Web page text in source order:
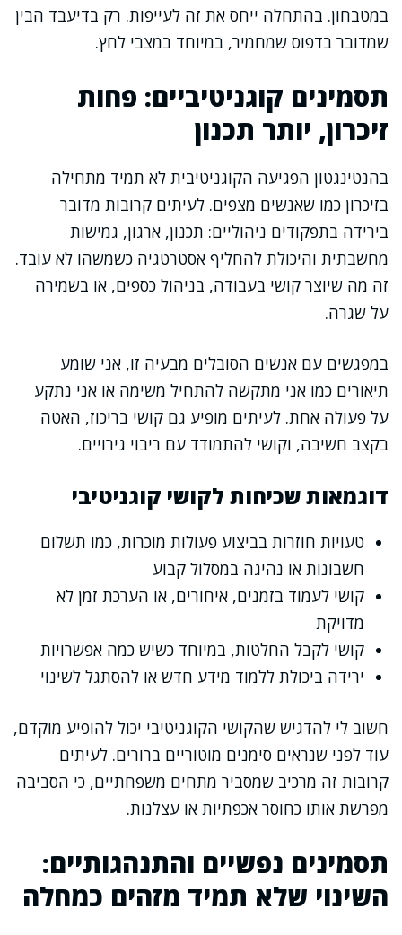
במטבחון. בהתחלה ייחס את זה לעייפות. רק בדיעבד הבין
שמדובר בדפוס שמחמיר, במיוחד במצבי לחץ.
תסמינים קוגניטיביים: פחות
זיכרון, יותר תכנון
בהנטינגטון הפגיעה הקוגניטיבית לא תמיד מתחילה
בזיכרון כמו שאנשים מצפים. לעיתים קרובות מדובר
בירידה בתפקודים ניהוליים: תכנון, ארגון, גמישות
מחשבתית והיכולת להחליף אסטרטגיה כשמשהו לא עובד.
זה מה שיוצר קושי בעבודה, בניהול כספים, או בשמירה
על שגרה.
במפגשים עם אנשים הסובלים מבעיה זו, אני שומע
תיאורים כמו אני מתקשה להתחיל משימה או אני נתקע
על פעולה אחת. לעיתים מופיע גם קושי בריכוז, האטה
בקצב חשיבה, וקושי להתמודד עם ריבוי גירויים.
דוגמאות שכיחות לקושי קוגניטיבי
טעויות חוזרות בביצוע פעולות מוכרות, כמו תשלום
חשבונות או נהיגה במסלול קבוע
קושי לעמוד בזמנים, איחורים, או הערכת זמן לא
מדויקת
קושי לקבל החלטות, במיוחד כשיש כמה אפשרויות
ירידה ביכולת ללמוד מידע חדש או להסתגל לשינוי
חשוב לי להדגיש שהקושי הקוגניטיבי יכול להופיע מוקדם,
עוד לפני שנראים סימנים מוטוריים ברורים. לעיתים
קרובות זה מרכיב שמסביר מתחים משפחתיים, כי הסביבה
מפרשת אותו כחוסר אכפתיות או עצלנות.
תסמינים נפשיים והתנהגותיים:
השינוי שלא תמיד מזהים כמחלה